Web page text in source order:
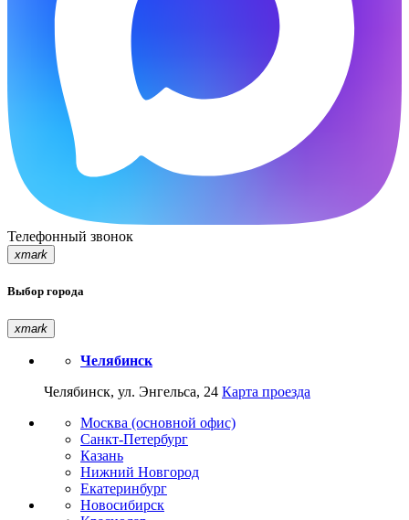
Телефонный звонок
xmark
Выбор города
xmark
Челябинск
Челябинск, ул. Энгельса, 24 Карта проезда
Москва (основной офис)
Санкт-Петербург
Казань
Нижний Новгород
Екатеринбург
Новосибирск